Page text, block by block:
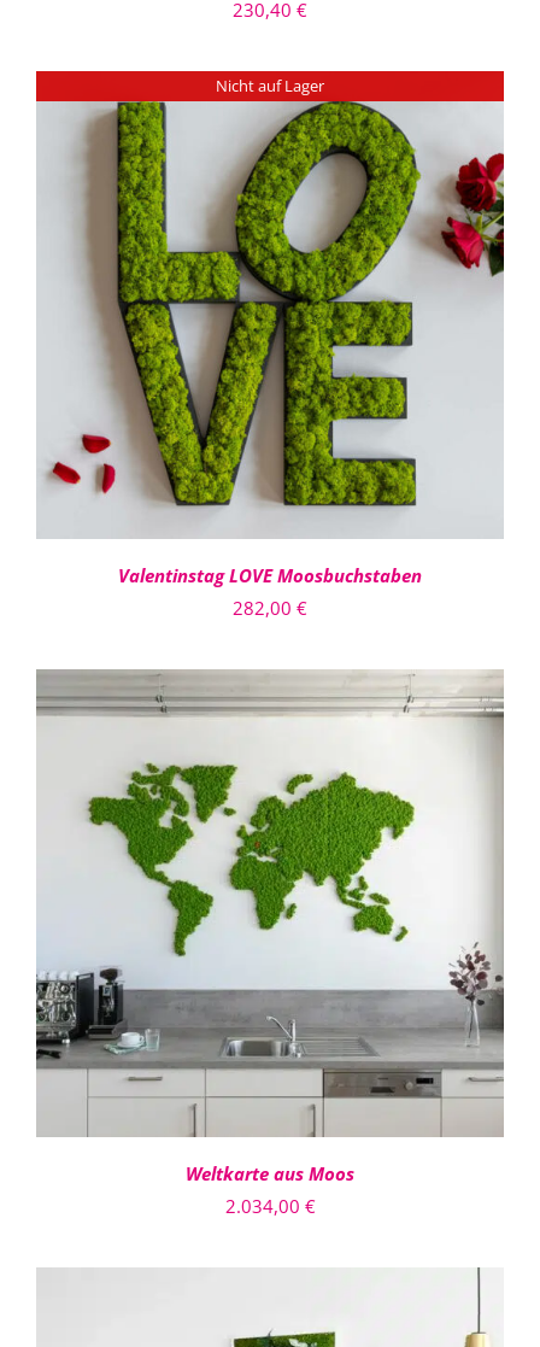
230,40 €
Nicht auf Lager
DETAILS
Valentinstag LOVE Moosbuchstaben
282,00 €
IN DEN WARENKORB
/
Weltkarte aus Moos
2.034,00 €